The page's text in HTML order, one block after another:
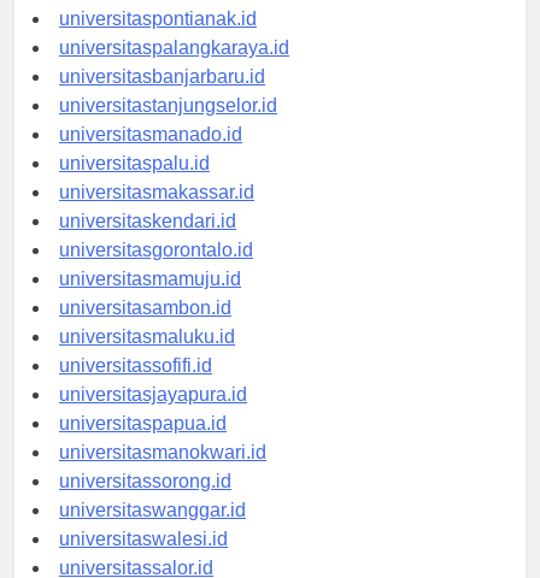
universitaskupang.id
universitaspontianak.id
universitaspalangkaraya.id
universitasbanjarbaru.id
universitastanjungselor.id
universitasmanado.id
universitaspalu.id
universitasmakassar.id
universitaskendari.id
universitasgorontalo.id
universitasmamuju.id
universitasambon.id
universitasmaluku.id
universitassofifi.id
universitasjayapura.id
universitaspapua.id
universitasmanokwari.id
universitassorong.id
universitaswanggar.id
universitaswalesi.id